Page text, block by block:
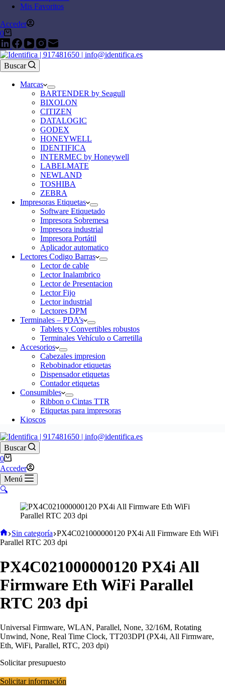
Mis Favoritos
Acceder
0
Buscar
Marcas
BARTENDER by Seagull
BIXOLON
CITIZEN
DATALOGIC
GODEX
HONEYWELL
IDENTIFICA
INTERMEC by Honeywell
LABELMATE
NEWLAND
TOSHIBA
ZEBRA
Impresoras Etiquetas
Software Etiquetado
Impresora Sobremesa
Impresora industrial
Impresora Portátil
Aplicador automatico
Lectores Codigo Barras
Lector de cable
Lector Inalambrico
Lector de Presentacion
Lector Fijo
Lector industrial
Lectores DPM
Terminales – PDA’s
Tablets y Convertibles robustos
Terminales Vehículo o Carretilla
Accesorios
Cabezales impresion
Rebobinador etiquetas
Dispensador etiquetas
Contador etiquetas
Consumibles
Ribbon o Cintas TTR
Etiquetas para impresoras
Kioscos
Buscar
0
Acceder
Menú
🔍
Sin categoría PX4C021000000120 PX4i All Firmware Eth WiFi
Parallel RTC 203 dpi
PX4C021000000120 PX4i All
Firmware Eth WiFi Parallel
RTC 203 dpi
Universal Firmware, WLAN, Parallel, None, 32/16M, Rotating
Unwind, None, Real Time Clock, TT203DPI (PX4i, All Firmware,
Eth, WiFi, Parallel, RTC, 203 dpi)
Solicitar presupuesto
Solicitar información